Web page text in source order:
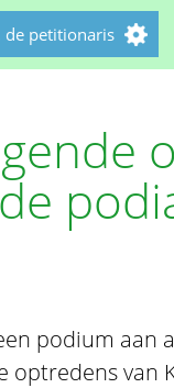
de petitionaris
podium aan
optredens van